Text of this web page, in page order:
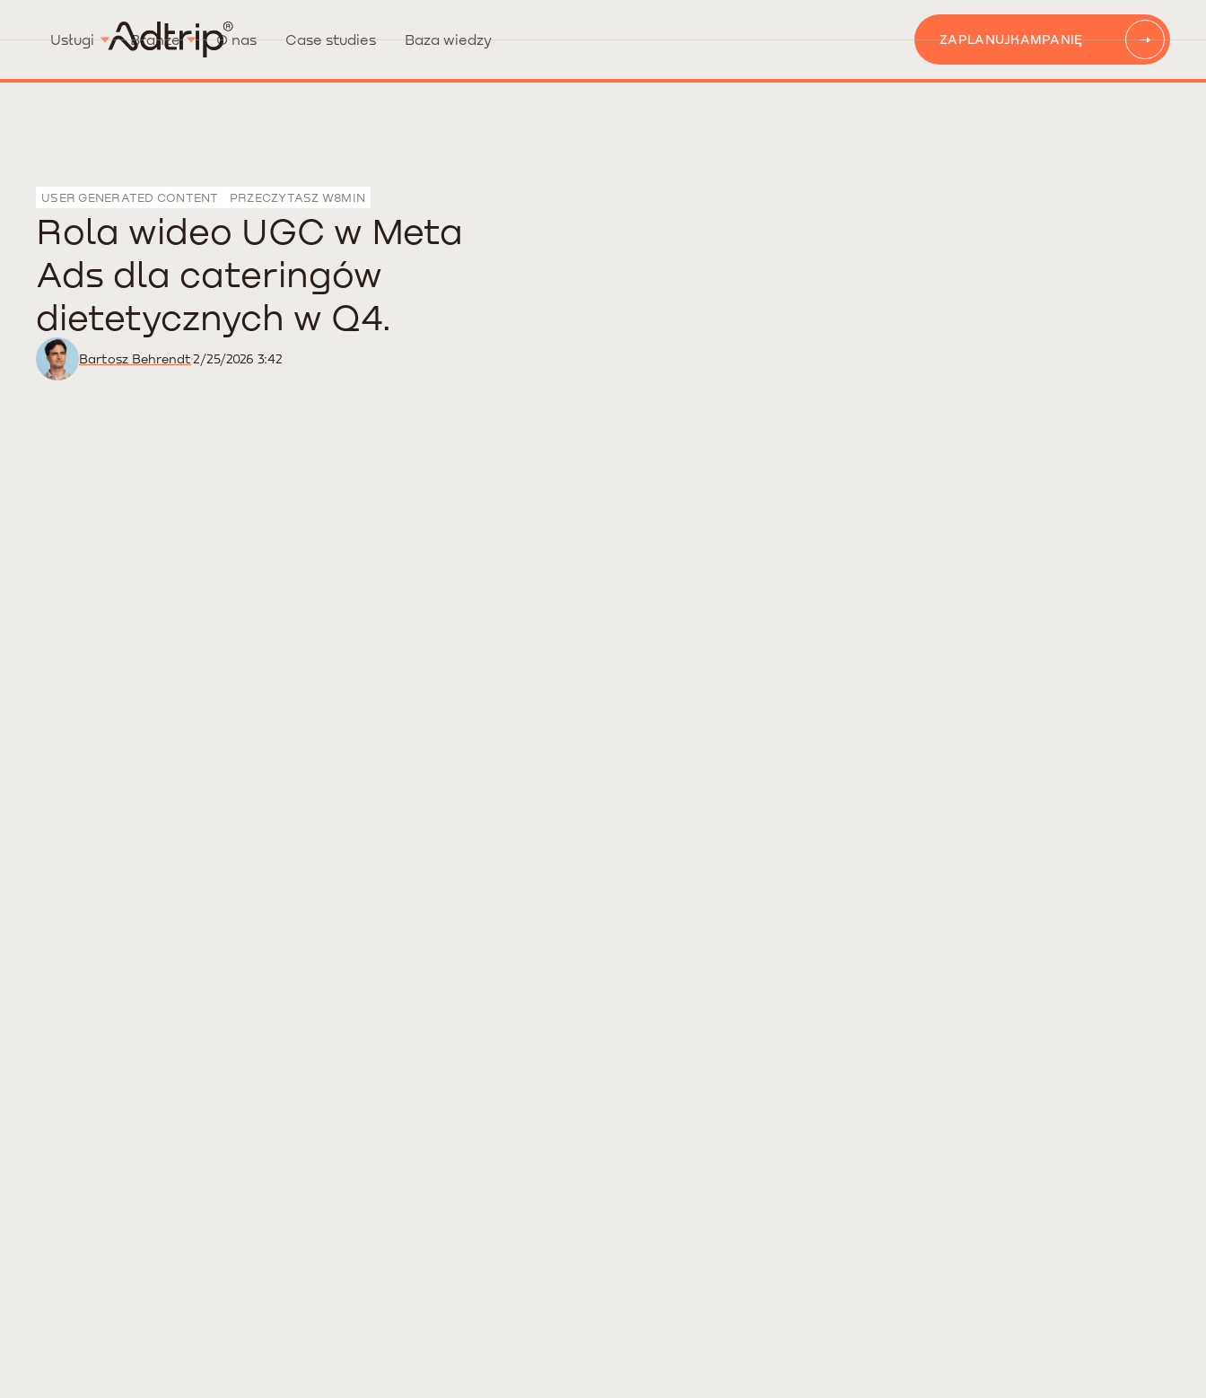
Usługi Branże O nas Case studies Baza wiedzy ZAPLANUJKAMPANIĘ
USER GENERATED CONTENT PRZECZYTASZ W8MIN
Rola wideo UGC w Meta
Ads dla cateringów
dietetycznych w Q4.
Bartosz Behrendt2/25/2026 3:42